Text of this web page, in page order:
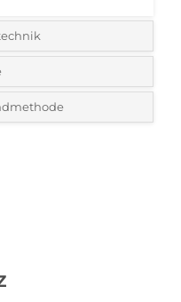
für Ihr Logo:
Menge